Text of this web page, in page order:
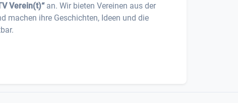
Verein(t)“an. Wir bieten Vereinen aus der
machen ihre Geschichten, Ideen und die